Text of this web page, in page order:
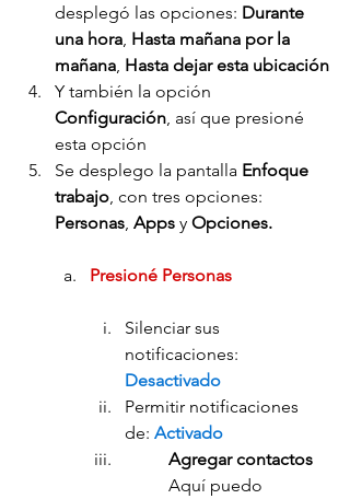
desplegó las opciones: Durante
una hora Hasta mañana por la
mañana Hasta dejar esta ubicación
Y también la opción
Configuración , así que presioné
esta opción
Se desplego la pantalla Enfoque
trabajo , con tres opciones:
Personas Apps y Opciones.
Presioné Personas
Silenciar sus
notificaciones:
Desactivado
Permitir notificaciones
de: Activado
Agregar contactos
Aquí puedo